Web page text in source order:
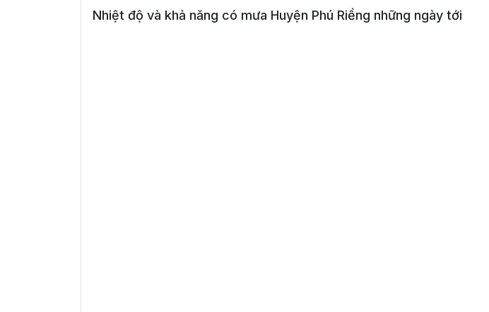
Nhiệt độ và khả năng có mưa Huyện Phú Riềng những ngày tới